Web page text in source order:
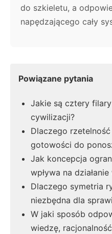
do szkieletu, a
napędzającego cały
Powiązane pytania
Jakie są cztery
cywilizacji?
Dlaczego
gotowości do
Jak koncepcja
wpływa na
Dlaczego symetria
niezbędna dla
W jaki sposób
wiedzę,